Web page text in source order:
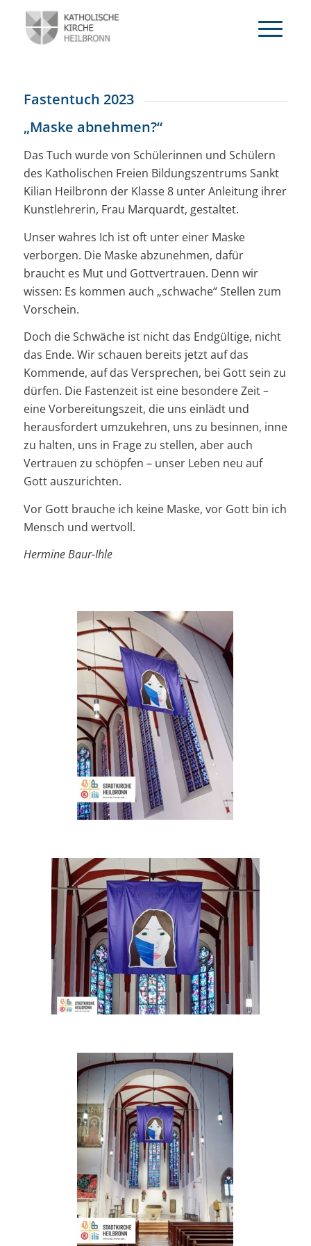
Fastentuch 2023
„Maske abnehmen?“
Das Tuch wurde von Schülerinnen und Schülern
des Katholischen Freien Bildungszentrums Sankt
Kilian Heilbronn der Klasse 8 unter Anleitung ihrer
Kunstlehrerin, Frau Marquardt, gestaltet.
Unser wahres Ich ist oft unter einer Maske
verborgen. Die Maske abzunehmen, dafür
braucht es Mut und Gottvertrauen. Denn wir
wissen: Es kommen auch „schwache“ Stellen zum
Vorschein.
Doch die Schwäche ist nicht das Endgültige, nicht
das Ende. Wir schauen bereits jetzt auf das
Kommende, auf das Versprechen, bei Gott sein zu
dürfen. Die Fastenzeit ist eine besondere Zeit –
eine Vorbereitungszeit, die uns einlädt und
herausfordert umzukehren, uns zu besinnen, inne
zu halten, uns in Frage zu stellen, aber auch
Vertrauen zu schöpfen – unser Leben neu auf
Gott auszurichten.
Vor Gott brauche ich keine Maske, vor Gott bin ich
Mensch und wertvoll.
Hermine Baur-Ihle